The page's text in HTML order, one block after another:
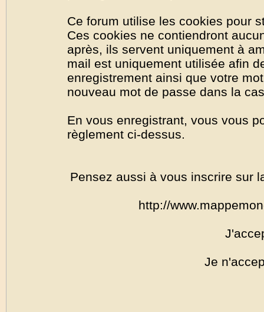
Ce forum utilise les cookies pour
Ces cookies ne contiendront
après, ils servent uniquement à
mail est uniquement utilisée afin
enregistrement ainsi que votre
nouveau mot de passe dans la
En vous enregistrant, vous vous
règlement ci-dessus.
Pensez aussi à vous inscrire sur
http://
Je